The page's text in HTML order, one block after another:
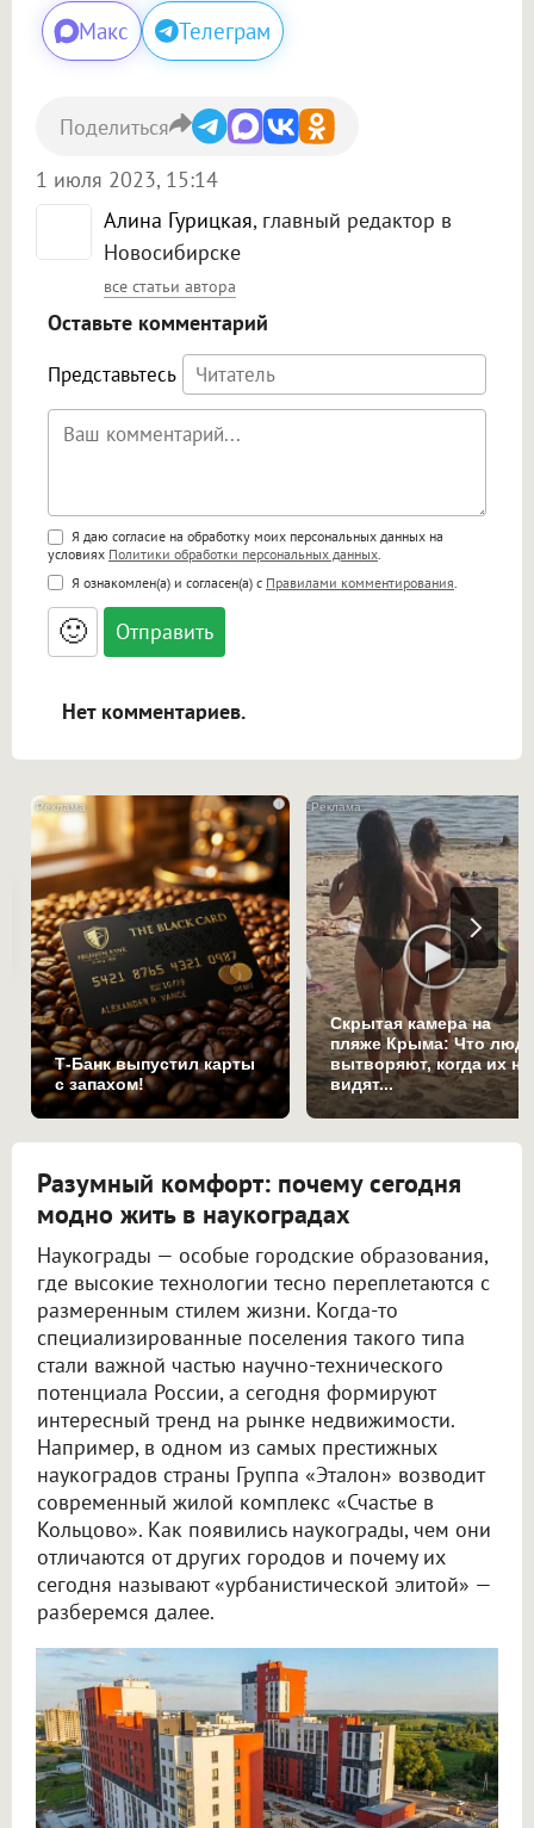
Макс Телеграм
Алина Гурицкая, главный редактор в
Новосибирске
все статьи автора
1 июля 2023, 15:14
Поделиться
Оставьте комментарий
Представьтесь
Поддержка HTML
<b>, <strong>, <u>, <i>, <em>, <s>, <big>,
<small>, <sup>, <sub>, <pre>, <ul>, <ol>, <li>,
<blockquote>, <code> экранирует HTML,
адреса URL автоматически становятся
ссылками, и [img]адрес[/img] будет
Я даю согласие на обработку моих персональных данных на
условиях Политики обработки персональных данных
Я ознакомлен(а) и согласен(а) с Правилами комментирования
🙂
Нет комментариев.
i
Т-Банк выпустил карты
с запахом!
Скрытая камера на
пляже Крыма: Что
вытворяют, когда их не
видят...
Разумный комфорт: почему сегодня
модно жить в наукоградах
Наукограды — особые городские образования,
где высокие технологии тесно переплетаются с
размеренным стилем жизни. Когда-то
специализированные поселения такого типа
стали важной частью научно-технического
потенциала России, а сегодня формируют
интересный тренд на рынке недвижимости.
Например, в одном из самых престижных
наукоградов страны Группа «Эталон» возводит
современный жилой комплекс «Счастье в
Кольцово». Как появились наукограды, чем они
отличаются от других городов и почему их
сегодня называют «урбанистической элитой» —
разберемся далее.